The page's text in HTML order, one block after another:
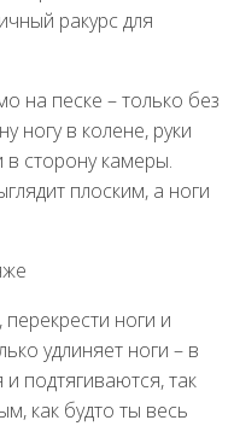
ракурс для
на песке – только без
ногу в колене, руки
в сторону камеры.
плоским, а ноги
ноги и
удлиняет ноги – в
подтягиваются, так
как будто ты весь